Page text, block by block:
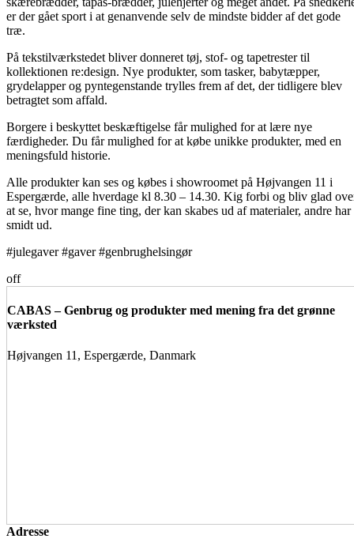
er der gået sport i at genanvende selv de mindste bidder af det gode
træ.
På tekstilværkstedet bliver donneret tøj, stof- og tapetrester til
kollektionen re:design. Nye produkter, som tasker, babytæpper,
grydelapper og pyntegenstande trylles frem af det, der tidligere blev
betragtet som affald.
Borgere i beskyttet beskæftigelse får mulighed for at lære nye
færdigheder. Du får mulighed for at købe unikke produkter, med en
meningsfuld historie.
Alle produkter kan ses og købes i showroomet på Højvangen 11 i
Espergærde, alle hverdage kl 8.30 – 14.30. Kig forbi og bliv glad
at se, hvor mange fine ting, der kan skabes ud af materialer, andre har
smidt ud.
#julegaver #gaver #genbrughelsingør
off
CABAS – Genbrug og produkter med mening fra det grønne
værksted
Højvangen 11, Espergærde, Danmark
Adresse